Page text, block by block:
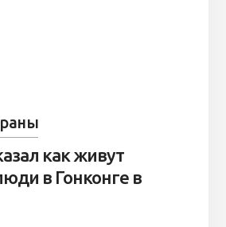
как живут
в Гонконге в